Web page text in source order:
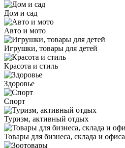
Дом и сад
Авто и мото
Игрушки, товары для детей
Красота и стиль
Здоровье
Спорт
Туризм, активный отдых
Товары для бизнеса, склада и офиса